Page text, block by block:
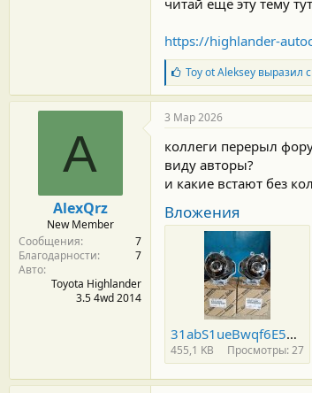
https://highlander-
Б
л
а
г
о
д
а
р
н
с
т
Toy ot Alekseyвыразил
A
AlexQrz
New Member
Сообщения
7
Благодарности
7
Авто
Toyota Highlander
3.5 4wd 2014
3 Мар 2026
коллеги перерыл
виду авторы?
и какие встают без
Вложения
31abS1ueBwqf6E53TEKeFpqWk1U-960.jpg
455,1 KB Просмотры: 27